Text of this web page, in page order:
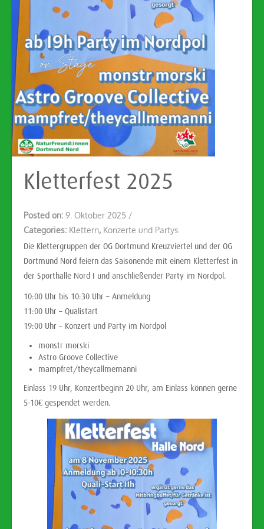
Kletterfest 2025
Posted on: 9. Oktober 2025 /
Categories: Klettern, Konzerte und Partys
Die Klettergruppen der OG Dortmund Kreuzviertel und der OG
Dortmund Nord feiern das Saisonende mit einem Kletterfest in
der Sporthalle Nord I und anschließender Party im Nordpol.
10:00 Uhr bis 10:30 Uhr – Anmeldung
11:00 Uhr – Qualistart
19:00 Uhr – Konzert und Party im Nordpol
monstr morski
Astro Groove Collective
mampfret/theycallmemanni
Einlass 19 Uhr, Konzertbeginn 20 Uhr, am Einlass können gerne
5-10€ gespendet werden.